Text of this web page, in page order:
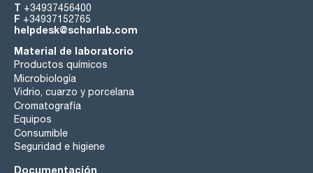
T +34937456400
F +34937152765
helpdesk@scharlab.com
Material de laboratorio
Productos químicos
Microbiología
Vidrio, cuarzo y porcelana
Cromatografía
Equipos
Consumible
Seguridad e higiene
Documentación